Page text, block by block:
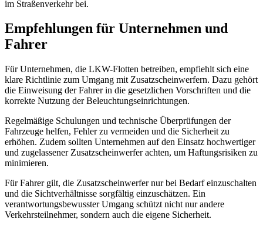
im Straßenverkehr bei.
Empfehlungen für Unternehmen und
Fahrer
Für Unternehmen, die LKW-Flotten betreiben, empfiehlt sich eine
klare Richtlinie zum Umgang mit Zusatzscheinwerfern. Dazu gehört
die Einweisung der Fahrer in die gesetzlichen Vorschriften und die
korrekte Nutzung der Beleuchtungseinrichtungen.
Regelmäßige Schulungen und technische Überprüfungen der
Fahrzeuge helfen, Fehler zu vermeiden und die Sicherheit zu
erhöhen. Zudem sollten Unternehmen auf den Einsatz hochwertiger
und zugelassener Zusatzscheinwerfer achten, um Haftungsrisiken zu
minimieren.
Für Fahrer gilt, die Zusatzscheinwerfer nur bei Bedarf einzuschalten
und die Sichtverhältnisse sorgfältig einzuschätzen. Ein
verantwortungsbewusster Umgang schützt nicht nur andere
Verkehrsteilnehmer, sondern auch die eigene Sicherheit.